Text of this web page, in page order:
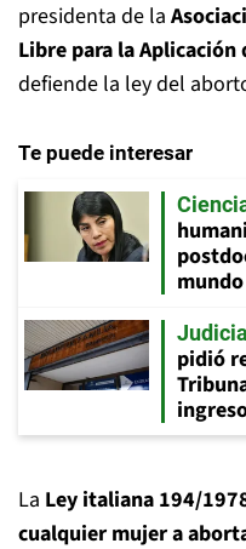
presidenta de la
Libre para la Aplicación
defiende la ley del
Te puede interesar
Judicial
pidió
La Ley italiana 194/
cualquier mujer a